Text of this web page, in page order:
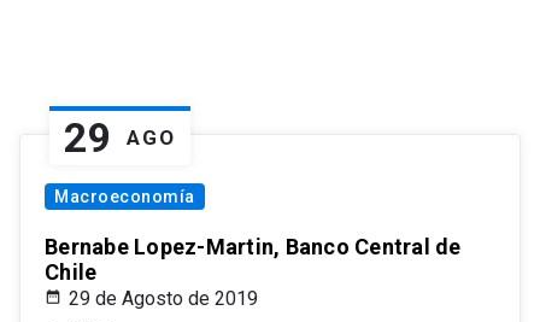
29 AGO
Macroeconomía
Bernabe Lopez-Martin, Banco Central de
Chile
29 de Agosto de 2019